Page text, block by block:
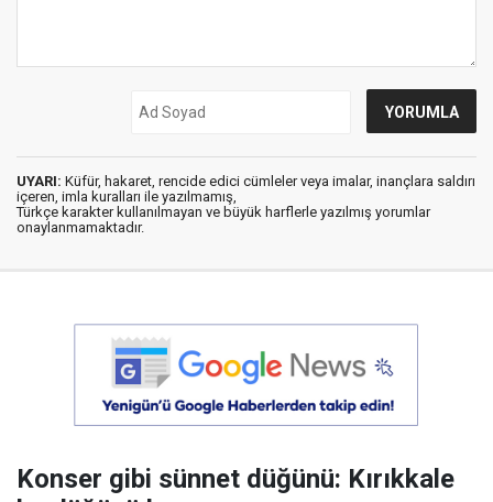
UYARI: Küfür, hakaret, rencide edici cümleler veya imalar, inançlara saldırı
içeren, imla kuralları ile yazılmamış,
Türkçe karakter kullanılmayan ve büyük harflerle yazılmış yorumlar
onaylanmamaktadır.
Konser gibi sünnet düğünü: Kırıkkale